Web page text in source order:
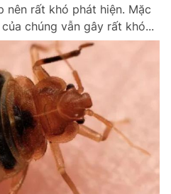
thoại
Liên hệ quảng cáo
0908 780 404
nên rất khó phát hiện. Mặc
chúng vẫn gây rất khó...